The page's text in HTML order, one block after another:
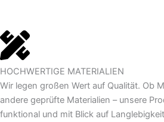
HOCHWERTIGE MATERIALIEN
Wir legen großen Wert auf Qualität. Ob
andere geprüfte Materialien – unsere
funktional und mit Blick auf